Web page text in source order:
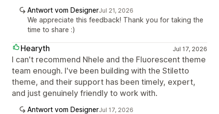
Antwort vom DesignerJul 21, 2026
We appreciate this feedback! Thank you for taking the
time to share :)
Hearyth Jul 17, 2026
I can't recommend Nhele and the Fluorescent theme
team enough. I've been building with the Stiletto
theme, and their support has been timely, expert,
and just genuinely friendly to work with.
Antwort vom DesignerJul 17, 2026